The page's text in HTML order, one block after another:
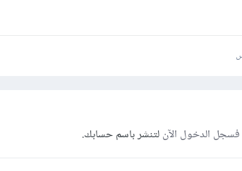
فسجل الدخول الآنلتنشر باسم حسابك.